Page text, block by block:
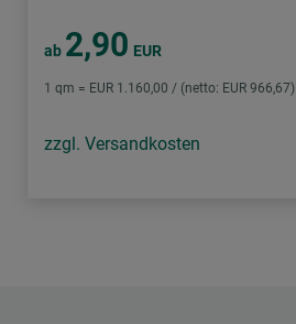
ab 2,90 EUR
1 qm = EUR 1.160,00 / (netto: EUR 966,67)
zzgl. Versandkosten